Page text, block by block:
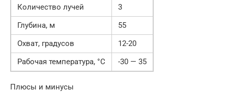
Количество лучей
3
Глубина, м
55
Охват, градусов
12-20
Рабочая температура, °C
-30 — 35
Плюсы и минусы